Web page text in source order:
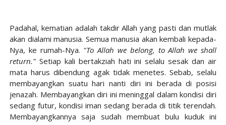
Padahal, kematian adalah takdir Allah yang pasti dan mutlak
akan dialami manusia. Semua manusia akan kembali kepada-
Nya, ke rumah-Nya. "To Allah we belong, to Allah we shall
return." Setiap kali bertakziah hati ini selalu sesak dan air
mata harus dibendung agak tidak menetes. Sebab, selalu
membayangkan suatu hari nanti diri ini berada di posisi
jenazah. Membayangkan diri ini meninggal dalam kondisi diri
sedang futur, kondisi iman sedang berada di titik terendah.
Membayangkannya saja sudah membuat bulu kuduk ini